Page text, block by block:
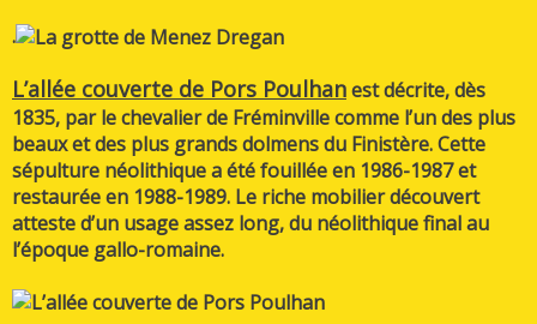
.
L’allée couverte de Pors Poulhanest décrite, dès
1835, par le chevalier de Fréminville comme l’un des plus
beaux et des plus grands dolmens du Finistère. Cette
sépulture néolithique a été fouillée en 1986-1987 et
restaurée en 1988-1989. Le riche mobilier découvert
atteste d’un usage assez long, du néolithique final au
l’époque gallo-romaine.